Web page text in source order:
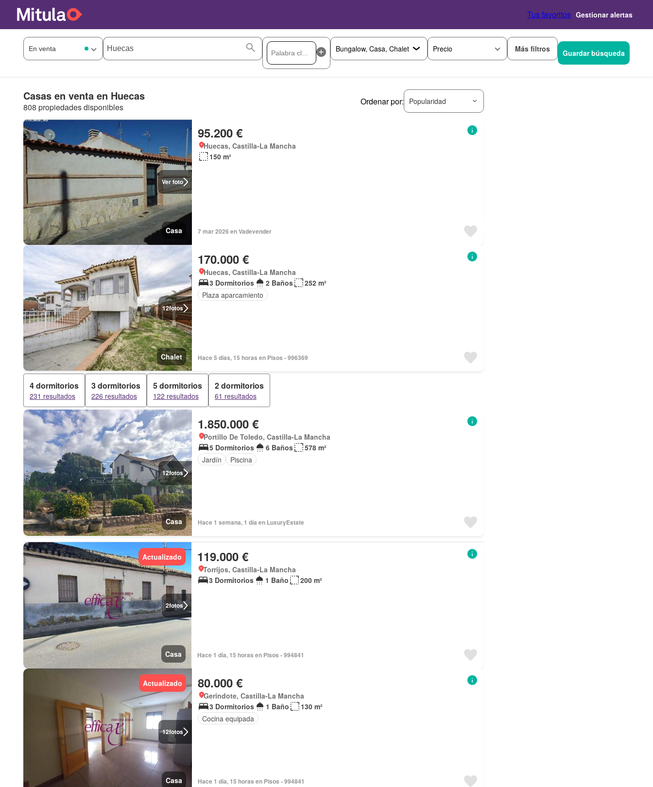
Tus favoritos Gestionar alertas
Precio Más filtros Guardar búsqueda
Casas en venta en Huecas
808 propiedades disponibles
Ordenar por: Popularidad
Ver foto
Casa
95.200 €
Huecas, Castilla-La Mancha
150 m²
7 mar 2026 en Vadevender
12fotos
Chalet
170.000 €
Huecas, Castilla-La Mancha
3 Dormitorios
2 Baños
252 m²
Plaza aparcamiento
Hace 5 días, 15 horas en Pisos - 996369
4 dormitorios
231 resultados
3 dormitorios
226 resultados
5 dormitorios
122 resultados
2 dormitorios
61 resultados
12fotos
Casa
1.850.000 €
Portillo De Toledo, Castilla-La Mancha
5 Dormitorios
6 Baños
578 m²
Jardín
Piscina
Hace 1 semana, 1 día en LuxuryEstate
2fotos
Actualizado
Casa
119.000 €
Torrijos, Castilla-La Mancha
3 Dormitorios
1 Baño 200 m²
Hace 1 día, 15 horas en Pisos - 994841
12fotos
Actualizado
Casa
80.000 €
Gerindote, Castilla-La Mancha
3 Dormitorios
1 Baño
130 m²
Cocina equipada
Hace 1 día, 15 horas en Pisos - 994841